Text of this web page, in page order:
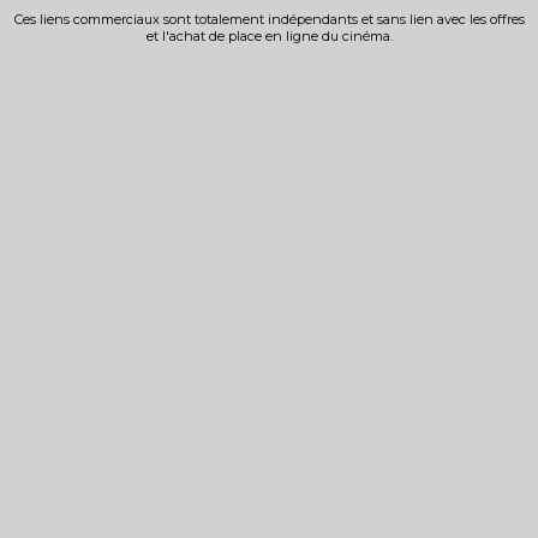
Ces liens commerciaux sont totalement indépendants et sans lien avec les offres
et l'achat de place en ligne du cinéma.